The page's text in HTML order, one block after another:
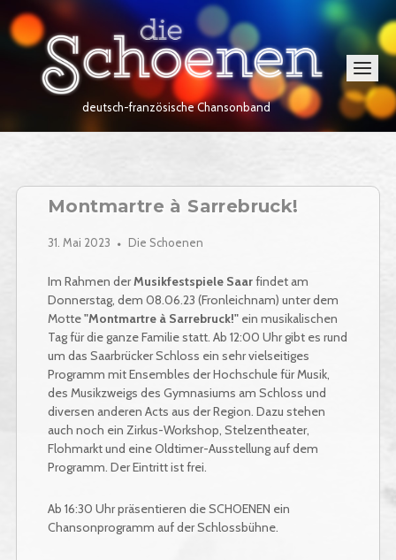
Skip
to
content
Home
deutsch-französische Chansonband
Menu
Montmartre à Sarrebruck!
31. Mai 2023 Die Schoenen
Im Rahmen derMusikfestspiele Saarfindet am
Donnerstag, dem 08.06.23 (Fronleichnam) unter dem
Motte"Montmartre à Sarrebruck!"ein musikalischen
Tag für die ganze Familie statt. Ab 12:00 Uhr gibt es rund
um das Saarbrücker Schloss ein sehr vielseitiges
Programm mit Ensembles der Hochschule für Musik,
des Musikzweigs des Gymnasiums am Schloss und
diversen anderen Acts aus der Region. Dazu stehen
auch noch ein Zirkus-Workshop, Stelzentheater,
Flohmarkt und eine Oldtimer-Ausstellung auf dem
Programm. Der Eintritt ist frei.
Ab 16:30 Uhr präsentieren die SCHOENEN ein
Chansonprogramm auf der Schlossbühne.